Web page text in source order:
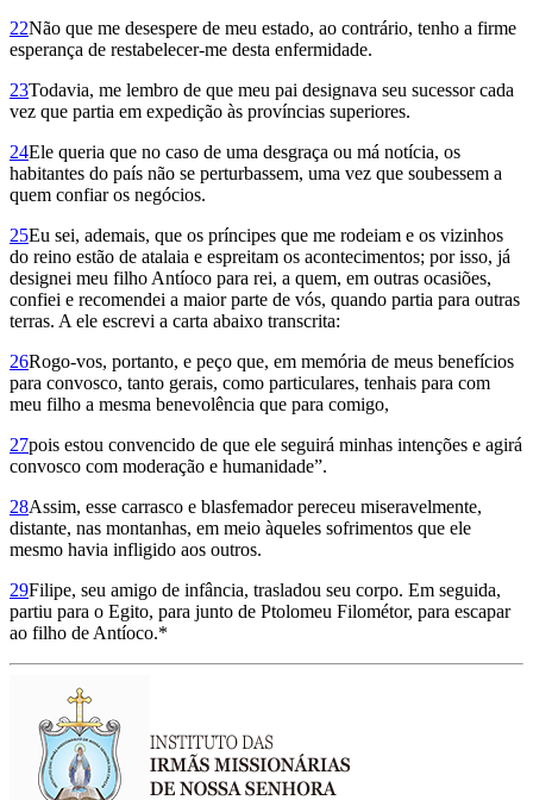
22Não que me desespere de meu estado, ao contrário, tenho a firme
esperança de restabelecer-me desta enfermidade.
23Todavia, me lembro de que meu pai designava seu sucessor cada
vez que partia em expedição às províncias superiores.
24Ele queria que no caso de uma desgraça ou má notícia, os
habitantes do país não se perturbassem, uma vez que soubessem a
quem confiar os negócios.
25Eu sei, ademais, que os príncipes que me rodeiam e os vizinhos
do reino estão de atalaia e espreitam os acontecimentos; por isso, já
designei meu filho Antíoco para rei, a quem, em outras ocasiões,
confiei e recomendei a maior parte de vós, quando partia para outras
terras. A ele escrevi a carta abaixo transcrita:
26Rogo-vos, portanto, e peço que, em memória de meus benefícios
para convos­co, tanto gerais, como particulares, te­nhais para com
meu filho a mesma benevolência que para comigo,
27pois estou convencido de que ele seguirá minhas intenções e agirá
convosco com moderação e humanidade”.
28Assim, esse carrasco e blasfemador pereceu miseravelmente,
distante, nas montanhas, em meio àqueles sofrimentos que ele
mesmo havia infligido aos outros.
29Filipe, seu amigo de infância, trasladou seu corpo. Em seguida,
partiu para o Egito, para junto de Ptolomeu Filométor, para escapar
ao filho de Antíoco.*